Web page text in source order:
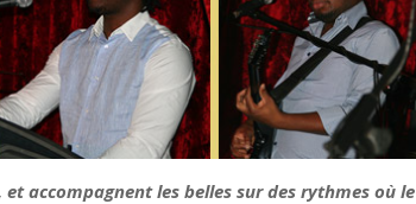
accompagnent les belles sur des rythmes où le